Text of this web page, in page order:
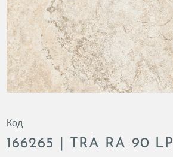
Код
166265 | TRA RA 90 LP